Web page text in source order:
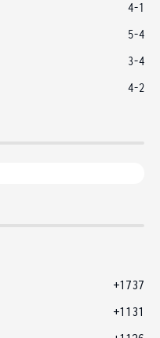
4-1
5-4
3-4
4-2
+1737
+1131